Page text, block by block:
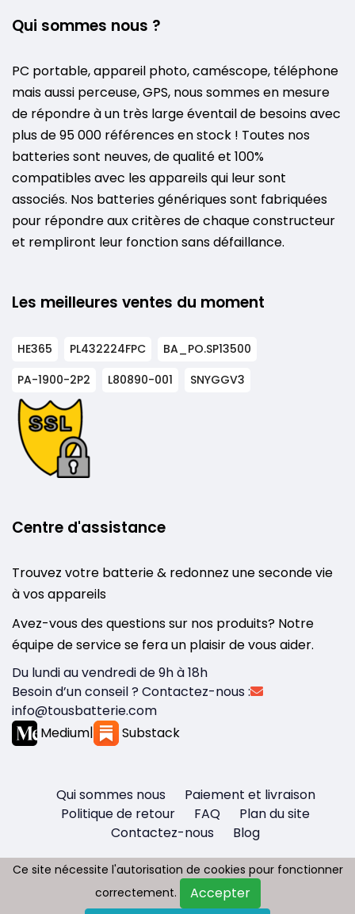
Qui sommes nous ?
PC portable, appareil photo, caméscope, téléphone
mais aussi perceuse, GPS, nous sommes en mesure
de répondre à un très large éventail de besoins avec
plus de 95 000 références en stock ! Toutes nos
batteries sont neuves, de qualité et 100%
compatibles avec les appareils qui leur sont
associés. Nos batteries génériques sont fabriquées
pour répondre aux critères de chaque constructeur
et rempliront leur fonction sans défaillance.
Les meilleures ventes du moment
HE365 PL432224FPC
BA_PO.SP13500
PA-1900-2P2
L80890-001 SNYGGV3
Centre d'assistance
Trouvez votre batterie & redonnez une seconde vie
à vos appareils
Avez-vous des questions sur nos produits? Notre
équipe de service se fera un plaisir de vous aider.
Du lundi au vendredi de 9h à 18h
Besoin d’un conseil ? Contactez-nous :
info@tousbatterie.com
Medium| Substack
Qui sommes nous
Paiement et livraison
Politique de retour
FAQ
Plan du site
Contactez-nous
Blog
Copyright © 2026 - Tous droit réservés
Ce site nécessite l'autorisation de cookies pour fonctionner
correctement.
Accepter
Ce site nécessite l'autorisation de cookies pour fonctionner
correctement.
Accepter